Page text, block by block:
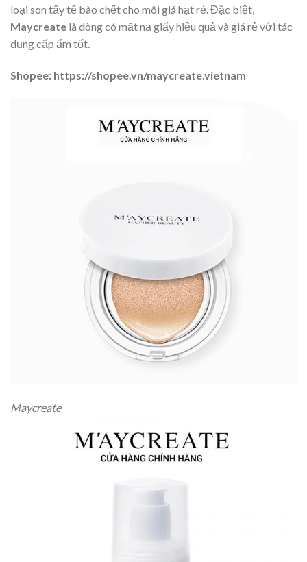
loại son tẩy tế bào chết cho môi giá hạt rẻ. Đặc biệt,
Maycreate là dòng có mặt nạ giấy hiệu quả và giá rẻ với tác
dụng cấp ẩm tốt.
Shopee: https://shopee.vn/maycreate.vietnam
Maycreate